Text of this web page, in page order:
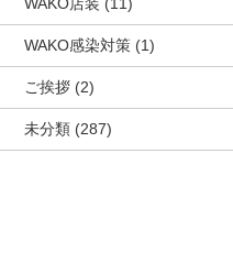
WAKO感染対策 (1)
ご挨拶 (2)
未分類 (287)